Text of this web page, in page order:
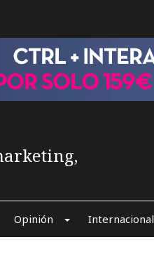
Opinión Internacional